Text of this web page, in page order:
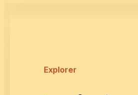
Explorer